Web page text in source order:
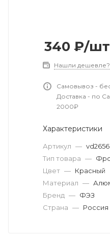
340 ₽/шт
Нашли дешевле?
Самовывоз -
Доставка - по
2000₽
Характеристики
Артикул — vd2656
Тип товара —
Цвет — Красный
Материал —
Бренд — ФЭЗ
Страна — Россия